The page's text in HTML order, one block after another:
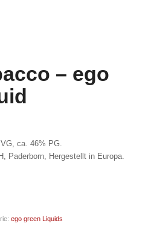
– ego
ca. 46% PG.
Paderborn, Hergestellt in Europa.
ego green Liquids